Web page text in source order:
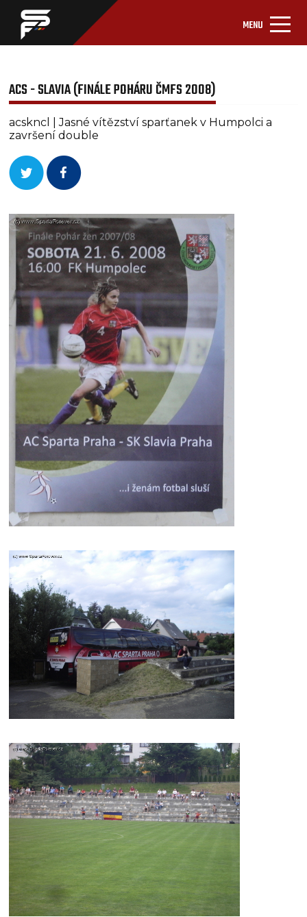
MENU
ACS - SLAVIA (FINÁLE POHÁRU ČMFS 2008)
acskncl | Jasné vítězství sparťanek v Humpolci a
završení double